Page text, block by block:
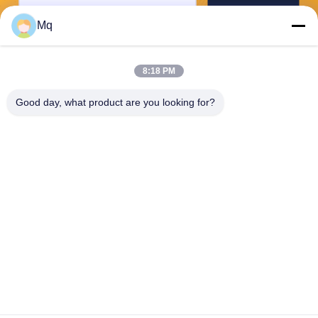
Mq
8:18 PM
Good day, what product are you looking for?